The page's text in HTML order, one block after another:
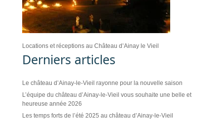
Locations et réceptions au Château d’Ainay le Vieil
Derniers articles
Le château d’Ainay-le-Vieil rayonne pour la nouvelle saison
L’équipe du château d’Ainay-le-Vieil vous souhaite une belle et
heureuse année 2026
Les temps forts de l’été 2025 au château d’Ainay-le-Vieil